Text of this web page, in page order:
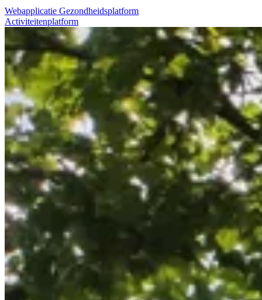
Webapplicatie Gezondheidsplatform
Activiteitenplatform